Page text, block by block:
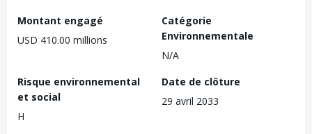
Montant engagé
USD 410.00 millions
Catégorie
Environnementale
N/A
Risque environnemental
et social
H
Date de clôture
29 avril 2033